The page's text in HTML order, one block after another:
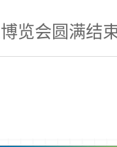
览会圆满结